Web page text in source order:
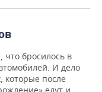
что бросилось в
И дело
которые после